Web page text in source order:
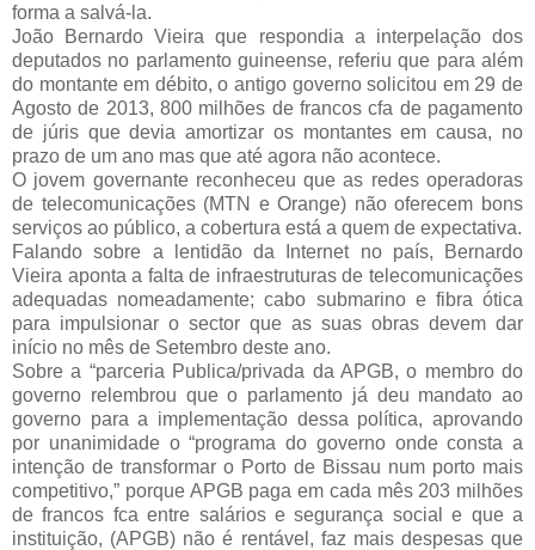
forma a salvá-la.
João Bernardo Vieira que respondia a interpelação dos
deputados no parlamento guineense, referiu que para além
do montante em débito, o antigo governo solicitou em 29 de
Agosto de 2013, 800 milhões de francos cfa de pagamento
de júris que devia amortizar os montantes em causa, no
prazo de um ano mas que até agora não acontece.
O jovem governante reconheceu que as redes operadoras
de telecomunicações (MTN e Orange) não oferecem bons
serviços ao público, a cobertura está a quem de expectativa.
Falando sobre a lentidão da Internet no país, Bernardo
Vieira aponta a falta de infraestruturas de telecomunicações
adequadas nomeadamente; cabo submarino e fibra ótica
para impulsionar o sector que as suas obras devem dar
início no mês de Setembro deste ano.
Sobre a “parceria Publica/privada da APGB, o membro do
governo relembrou que o parlamento já deu mandato ao
governo para a implementação dessa política, aprovando
por unanimidade o “programa do governo onde consta a
intenção de transformar o Porto de Bissau num porto mais
competitivo,” porque APGB paga em cada mês 203 milhões
de francos fca entre salários e segurança social e que a
instituição, (APGB) não é rentável, faz mais despesas que